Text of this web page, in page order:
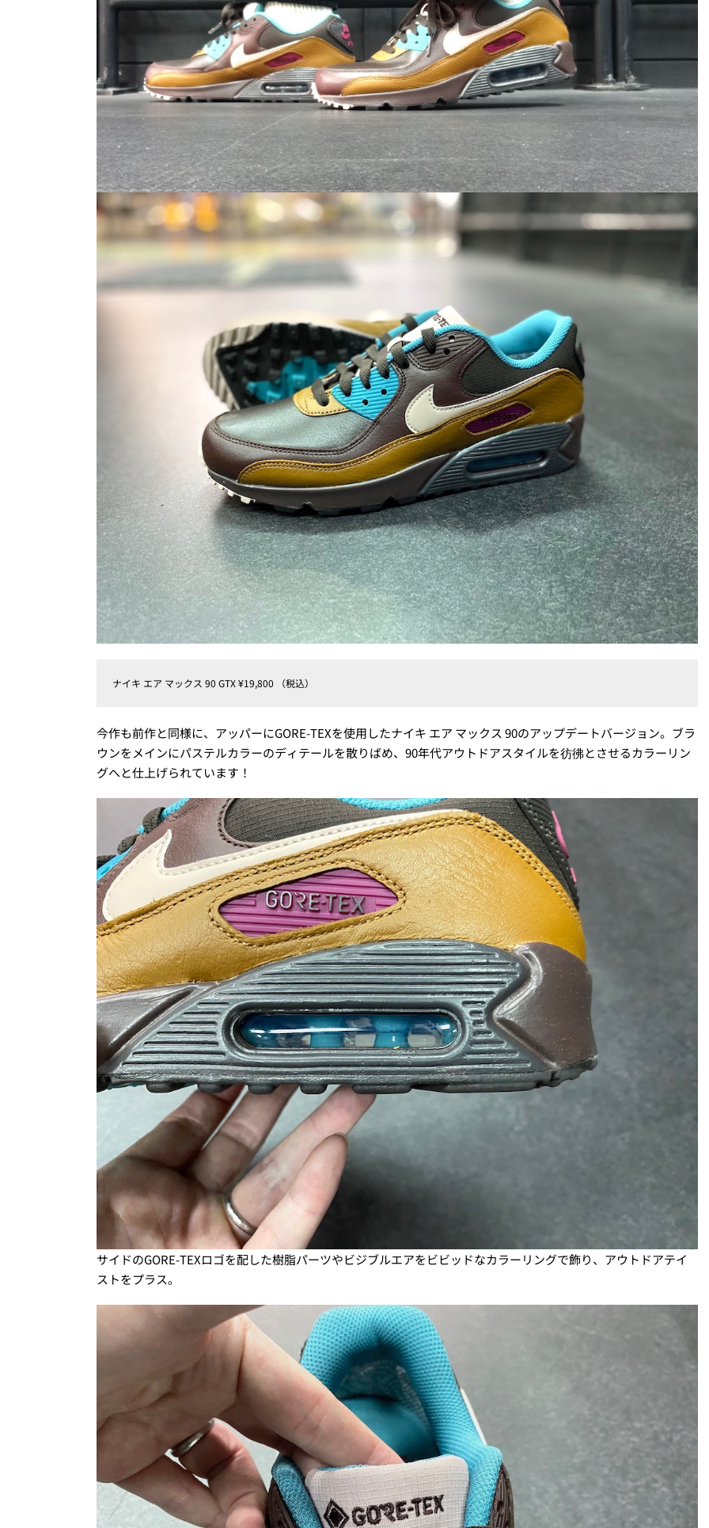
ナイキ エア マックス 90 GTX ¥19,800 （税込）
今作も前作と同様に、アッパーにGORE-TEXを使用したナイキ エア マックス 90のアップデートバージョン。ブラ
ウンをメインにパステルカラーのディテールを散りばめ、90年代アウトドアスタイルを彷彿とさせるカラーリン
グへと仕上げられています！
サイドのGORE-TEXロゴを配した樹脂パーツやビジブルエアをビビッドなカラーリングで飾り、アウトドアテイ
ストをプラス。